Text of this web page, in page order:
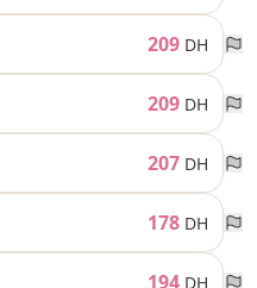
209 DH
209 DH
207 DH
178 DH
194 DH